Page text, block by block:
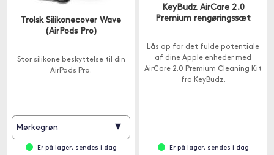
Trolsk Silikonecover Wave
(AirPods Pro)
Stor silikone beskyttelse til din
AirPods Pro.
Mørkegrøn ▾
Er på lager, sendes i dag
KeyBudz AirCare 2.0
Premium rengøringssæt
Lås op for det fulde potentiale
af dine Apple enheder med
AirCare 2.0 Premium Cleaning Kit
fra KeyBudz.
Er på lager, sendes i dag